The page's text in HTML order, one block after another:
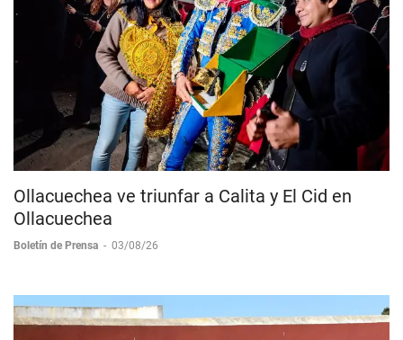
Ollacuechea ve triunfar a Calita y El Cid en
Ollacuechea
Boletín de Prensa - 03/08/26